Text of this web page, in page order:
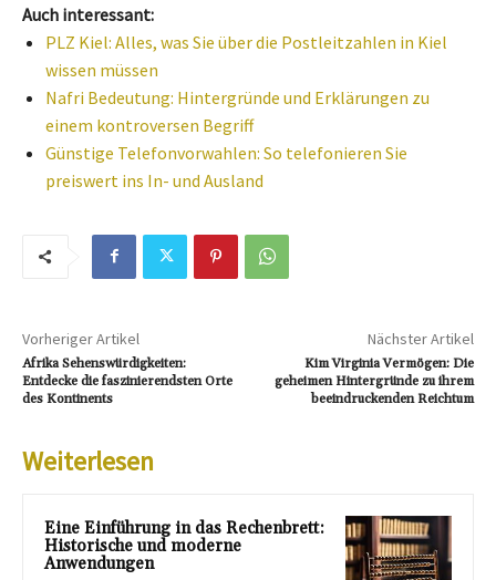
Auch interessant:
PLZ Kiel: Alles, was Sie über die Postleitzahlen in Kiel
wissen müssen
Nafri Bedeutung: Hintergründe und Erklärungen zu
einem kontroversen Begriff
Günstige Telefonvorwahlen: So telefonieren Sie
preiswert ins In- und Ausland
Vorheriger Artikel
Afrika Sehenswürdigkeiten:
Entdecke die faszinierendsten Orte
des Kontinents
Nächster Artikel
Kim Virginia Vermögen: Die
geheimen Hintergründe zu ihrem
beeindruckenden Reichtum
Weiterlesen
Eine Einführung in das Rechenbrett:
Historische und moderne
Anwendungen